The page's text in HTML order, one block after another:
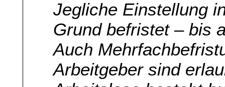
Jegliche Einstellung
Grund befristet – bis
Auch
Arbeitgeber sind